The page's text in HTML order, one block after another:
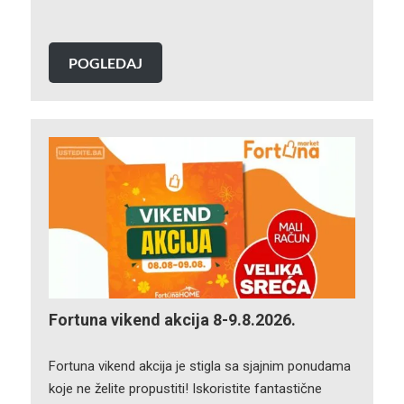
POGLEDAJ
Fortuna vikend akcija 8-9.8.2026.
Fortuna vikend akcija je stigla sa sjajnim ponudama
koje ne želite propustiti! Iskoristite fantastične